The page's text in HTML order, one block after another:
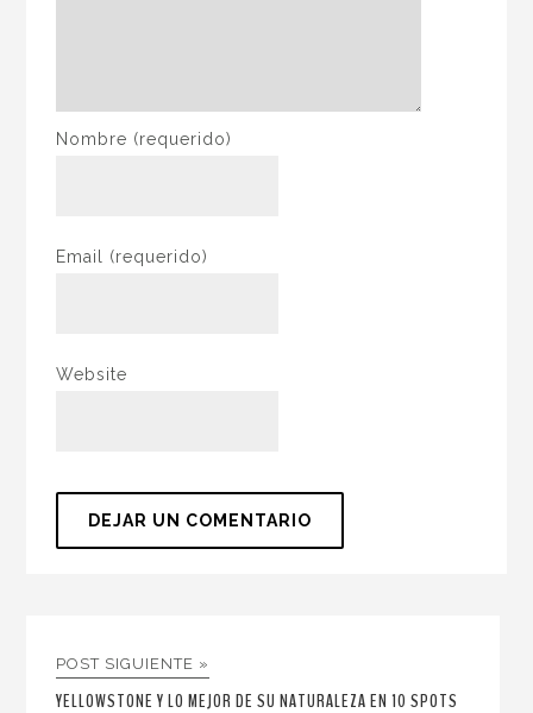
Nombre (requerido)
Email (requerido)
Website
POST SIGUIENTE »
YELLOWSTONE Y LO MEJOR DE SU NATURALEZA EN 10 SPOTS